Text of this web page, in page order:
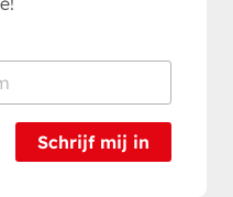
Schrijf mij in